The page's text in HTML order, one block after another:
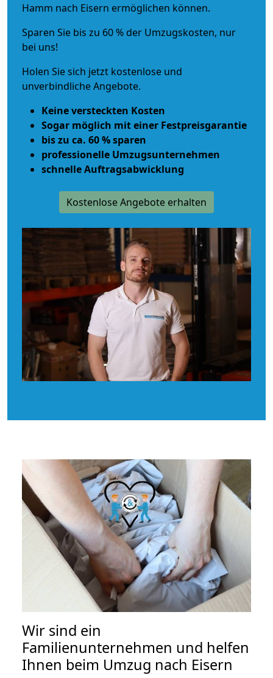
Hamm nach Eisern ermöglichen können.
Sparen Sie bis zu 60 % der Umzugskosten, nur
bei uns!
Holen Sie sich jetzt kostenlose und
unverbindliche Angebote.
Keine versteckten Kosten
Sogar möglich mit einer Festpreisgarantie
bis zu ca. 60 % sparen
professionelle Umzugsunternehmen
schnelle Auftragsabwicklung
Kostenlose Angebote erhalten
Wir sind ein
Familienunternehmen und helfen
Ihnen beim Umzug nach Eisern